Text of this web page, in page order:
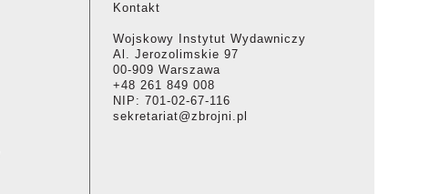
Kontakt
Wojskowy Instytut Wydawniczy
Al. Jerozolimskie 97
00-909 Warszawa
+48 261 849 008
NIP: 701-02-67-116
sekretariat@zbrojni.pl